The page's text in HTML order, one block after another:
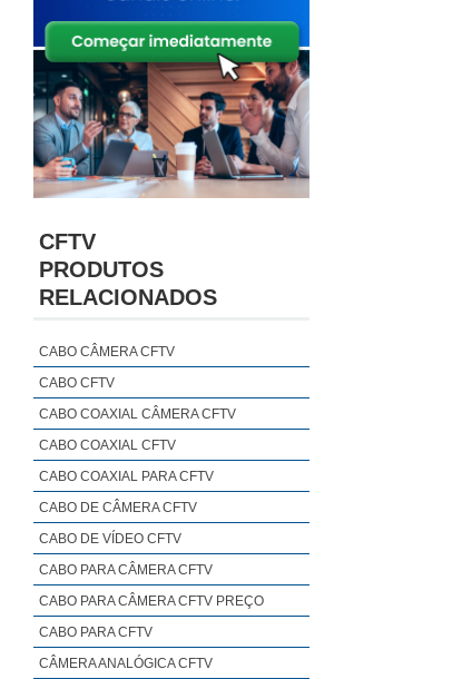
CFTV
PRODUTOS
RELACIONADOS
CABO CÂMERA CFTV
CABO CFTV
CABO COAXIAL CÂMERA CFTV
CABO COAXIAL CFTV
CABO COAXIAL PARA CFTV
CABO DE CÂMERA CFTV
CABO DE VÍDEO CFTV
CABO PARA CÂMERA CFTV
CABO PARA CÂMERA CFTV PREÇO
CABO PARA CFTV
CÂMERA ANALÓGICA CFTV